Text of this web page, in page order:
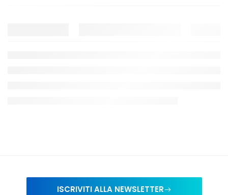
ISCRIVITI ALLA NEWSLETTER